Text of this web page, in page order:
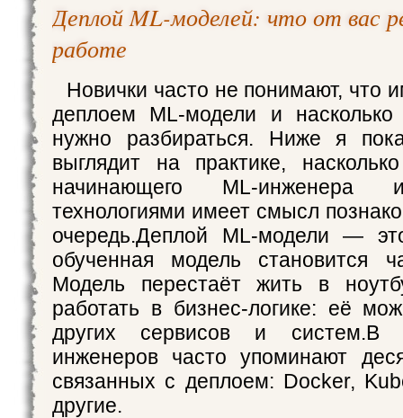
Деплой ML-моделей: что от вас
работе
Новички часто не понимают, что
деплоем ML-модели и
нужно разбираться. Ниже я
выглядит на практике,
начинающего ML-
технологиями имеет смысл
очередь.Деплой ML-модели —
обученная модель становится
Модель перестаёт жить в
работать в бизнес-логике: её
других сервисов и систем.В
инженеров часто упоминают
связанных с деплоем: Docker,
другие.